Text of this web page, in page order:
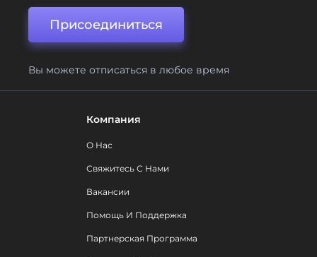
Присоединиться
Вы можете отписаться в любое время
Компания
О Нас
Свяжитесь С Нами
Вакансии
Помощь И Поддержка
Партнерская Программа